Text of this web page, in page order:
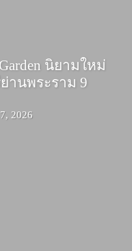
นิยามใหม่
านพระราม 9
2026